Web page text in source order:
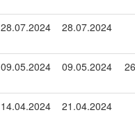
28.07.2024 28.07.2024
09.05.2024 09.05.2024 26
14.04.2024 21.04.2024